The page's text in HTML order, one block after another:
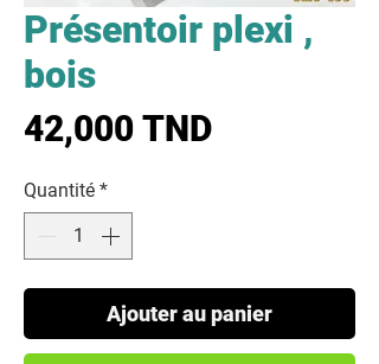
Présentoir plexi ,
bois
42,000 TNDPrix
Quantité *
Ajouter au panier